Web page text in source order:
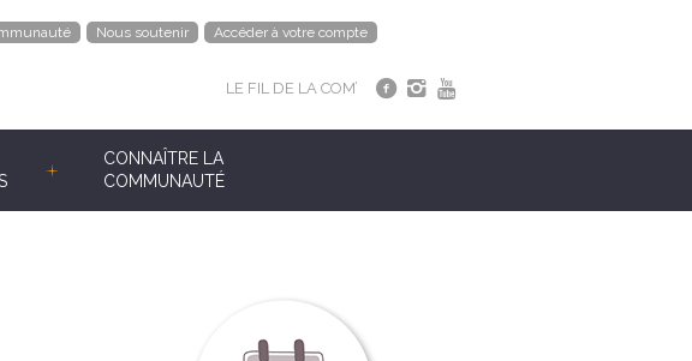
Nous soutenir Accéder à votre compte
LE FIL DE LA COM’
CONNAÎTRE LA
COMMUNAUTÉ